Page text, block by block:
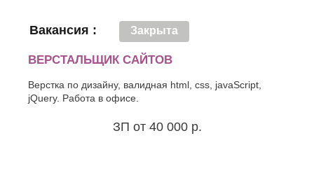
Вакансия : Закрыта
ВЕРСТАЛЬЩИК САЙТОВ
Верстка по дизайну, валидная html, css, javaScript,
jQuery. Работа в офисе.
ЗП от 40 000 р.